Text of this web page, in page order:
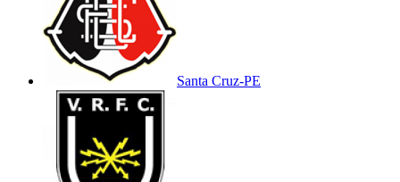
Santa Cruz-PE